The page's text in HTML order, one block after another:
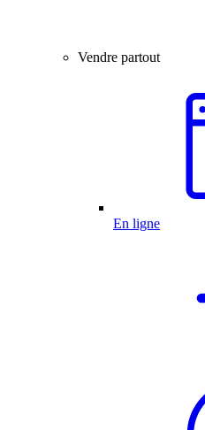
Vendre partout
En ligne